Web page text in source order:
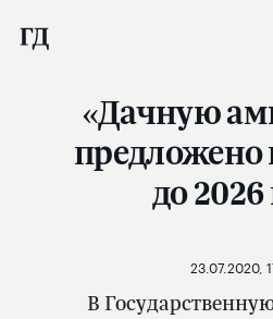
«Дачную
предложено
до 2026
В
23.07.2020,